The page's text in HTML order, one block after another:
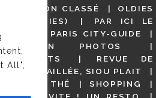
All",
NON CLASSÉ
OLDIES
GOODIES)
PAR ICI LE
!
PARIS CITY-GUIDE
EN PHOTOS
REVUE DE
DÉTAILLÉE, SIOU PLAIT
DE THÉ
SHOPPING
VITE ! UN RESTO